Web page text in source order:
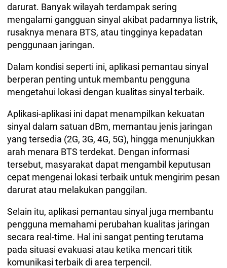
darurat. Banyak wilayah terdampak sering
mengalami gangguan sinyal akibat padamnya listrik,
rusaknya menara BTS, atau tingginya kepadatan
penggunaan jaringan.
Dalam kondisi seperti ini, aplikasi pemantau sinyal
berperan penting untuk membantu pengguna
mengetahui lokasi dengan kualitas sinyal terbaik.
Aplikasi-aplikasi ini dapat menampilkan kekuatan
sinyal dalam satuan dBm, memantau jenis jaringan
yang tersedia (2G, 3G, 4G, 5G), hingga menunjukkan
arah menara BTS terdekat. Dengan informasi
tersebut, masyarakat dapat mengambil keputusan
cepat mengenai lokasi terbaik untuk mengirim pesan
darurat atau melakukan panggilan.
Selain itu, aplikasi pemantau sinyal juga membantu
pengguna memahami perubahan kualitas jaringan
secara real-time. Hal ini sangat penting terutama
pada situasi evakuasi atau ketika mencari titik
komunikasi terbaik di area terpencil.